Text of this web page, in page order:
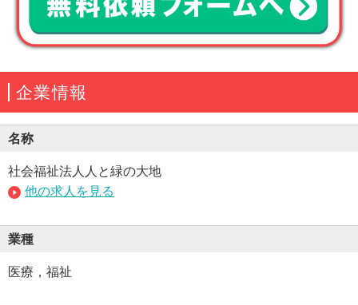
企業情報
名称
社会福祉法人人と緑の大地
他の求人を見る
業種
医療，福祉